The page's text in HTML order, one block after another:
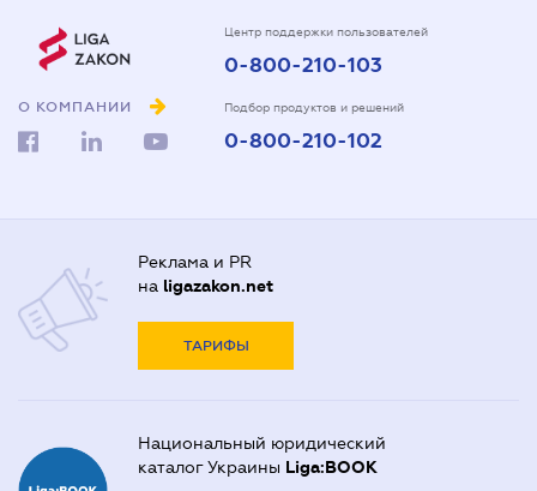
О КОМПАНИИ
Центр поддержки пользователей
0-800-210-103
Подбор продуктов и решений
0-800-210-102
Реклама и PR
на ligazakon.net
ТАРИФЫ
Национальный юридический
каталог Украины Liga:BOOK